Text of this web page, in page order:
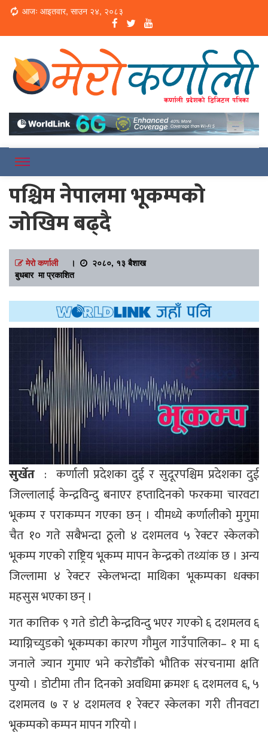
Loading...
आजः आइतवार, साउन २४, २०८३
Merokarnali
पश्चिम नेपालमा भूकम्पको
जोखिम बढ्दै
मेरो कर्णाली।
२०८०, १३ बैशाख
बुधबार मा प्रकाशित
सुर्खेत : कर्णाली प्रदेशका दुई र सुदूरपश्चिम प्रदेशका दुई
जिल्लालाई केन्द्रविन्दु बनाएर हप्तादिनको फरकमा चारवटा
भूकम्प र पराकम्पन गएका छन् । यीमध्ये कर्णालीको मुगुमा
चैत १० गते सबैभन्दा ठूलो ४ दशमलव ५ रेक्टर स्केलको
भूकम्प गएको राष्ट्रिय भूकम्प मापन केन्द्रको तथ्यांक छ । अन्य
जिल्लामा ४ रेक्टर स्केलभन्दा माथिका भूकम्पका धक्का
महसुस भएका छन् ।
गत कात्तिक ९ गते डोटी केन्द्रविन्दु भएर गएको ६ दशमलव ६
म्याग्निच्युडको भूकम्पका कारण गौमुल गाउँपालिका– १ मा ६
जनाले ज्यान गुमाए भने करोडौँको भौतिक संरचनामा क्षति
पुग्यो । डोटीमा तीन दिनको अवधिमा क्रमशः ६ दशमलव ६, ५
दशमलव ७ र ४ दशमलव १ रेक्टर स्केलका गरी तीनवटा
भूकम्पको कम्पन मापन गरियो ।